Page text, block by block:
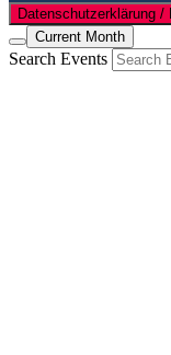
Datenschutzerklärung /
Current Month
Search Events